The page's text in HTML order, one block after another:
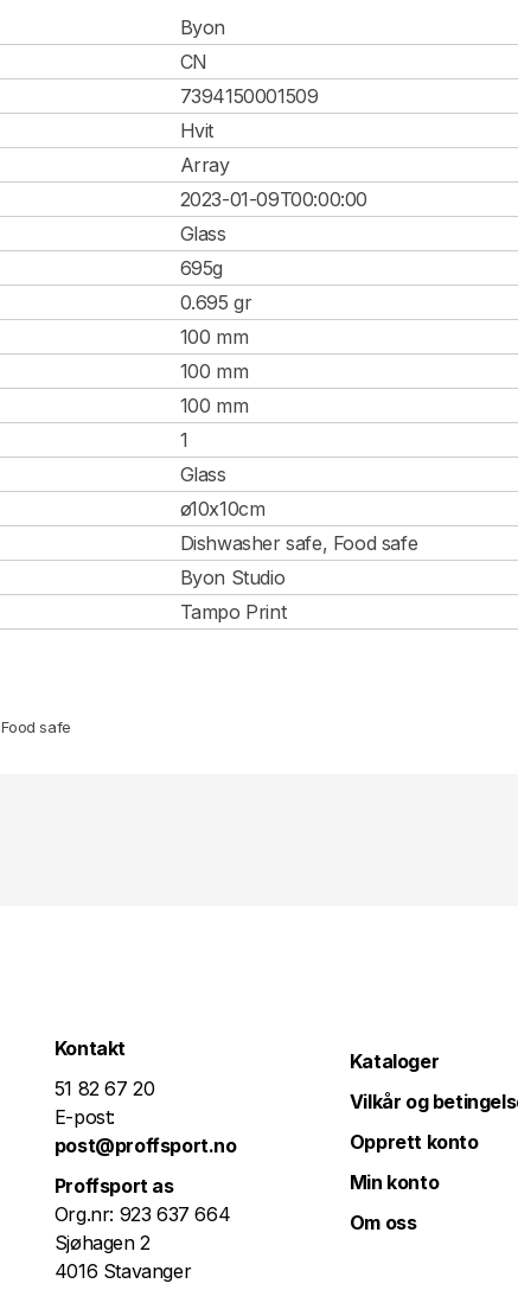
Byon
CN
7394150001509
Hvit
Array
2023-01-09T00:00:00
Glass
695g
0.695 gr
100 mm
100 mm
100 mm
1
Glass
ø10x10cm
Dishwasher safe, Food safe
Byon Studio
Tampo Print
Food safe
Kontakt
51 82 67 20
E-post:
post@proffsport.no
Proffsport as
Org.nr: 923 637 664
Sjøhagen 2
4016 Stavanger
Kataloger
Vilkår og
Opprett konto
Min konto
Om oss